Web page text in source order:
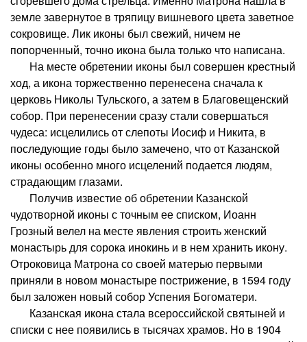
земле завернутое в тряпицу вишневого цвета заветное
сокровище. Лик иконы был свежий, ничем не
попорченный, точно икона была только что написана.
На месте обретении иконы был совершен крестный
ход, а икона торжественно перенесена сначала к
церковь Николы Тульского, а затем в Благовещенский
собор. При перенесении сразу стали совершаться
чудеса: исцелились от слепоты Иосиф и Никита, в
последующие годы было замечено, что от Казанской
иконы особенно много исцелений подается людям,
страдающим глазами.
Получив известие об обретении Казанской
чудотворной иконы с точным ее списком, Иоанн
Грозный велел на месте явления строить женский
монастырь для сорока инокинь и в нем хранить икону.
Отроковица Матрона со своей матерью первыми
приняли в новом монастыре пострижение, в 1594 году
был заложен новый собор Успения Богоматери.
Казанская икона стала всероссийской святыней и
списки с нее появились в тысячах храмов. Но в 1904